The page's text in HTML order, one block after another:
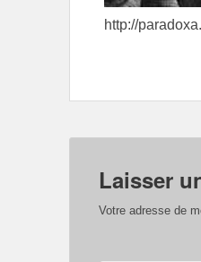
http://
Laisser
Votre adresse de